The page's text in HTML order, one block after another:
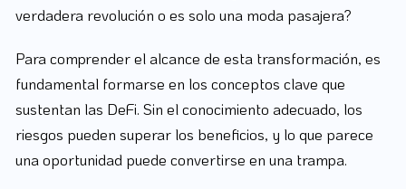
verdadera revolución o es solo una moda pasajera?
Para comprender el alcance de esta transformación, es
fundamental formarse en los conceptos clave que
sustentan las DeFi. Sin el conocimiento adecuado, los
riesgos pueden superar los beneficios, y lo que parece
una oportunidad puede convertirse en una trampa.